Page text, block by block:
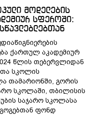
მოდელების
სფეროში:
ქართულ აკადემიურ
წლის თებერვლიდან
სკოლის
თამარიონში, გორის
სკოლაში, თბილისის
საჯარო სკოლასა
ფონდ